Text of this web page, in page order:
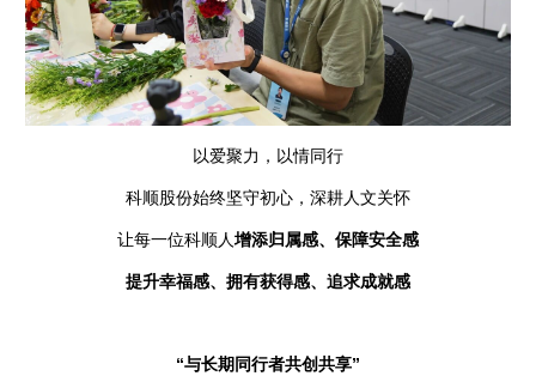
以爱聚力，以情同行
科顺股份始终坚守初心，深耕人文关怀
让每一位科顺人增添归属感、保障安全感
提升幸福感、拥有获得感、追求成就感
“与长期同行者共创共享”